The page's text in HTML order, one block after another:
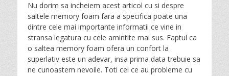
Nu dorim sa incheiem acest articol cu si despre
saltele memory foam fara a specifica poate una
dintre cele mai importante informatii ce vine in
stransa legatura cu cele amintite mai sus. Faptul ca
o saltea memory foam ofera un confort la
superlativ este un adevar, insa prima data trebuie sa
ne cunoastem nevoile. Toti cei ce au probleme cu